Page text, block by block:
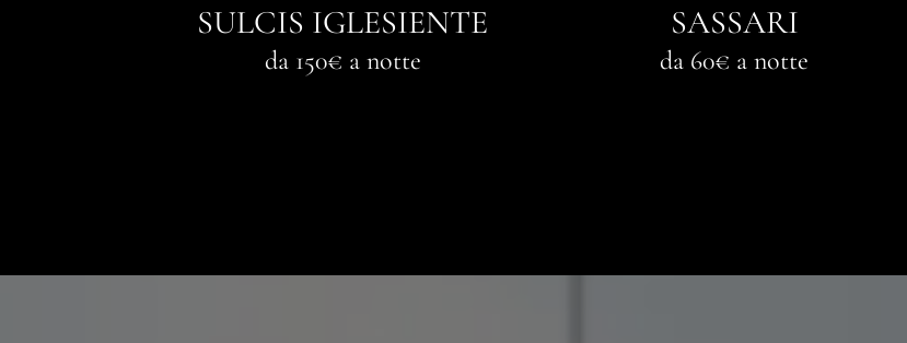
SULCIS IGLESIENTE
da 150€ a notte
SASSARI
da 60€ a notte